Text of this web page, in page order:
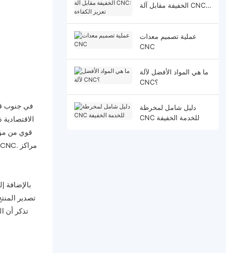
قوي من
تصدير
تذكر أن
الخفيفة مقابل آلة CNC:
عملية تصميم معدات
CNC
ما هي المواد الأفضل لآلة
CNC؟
دليل شامل لمخرطة
CNC للخدمة الخفيفة